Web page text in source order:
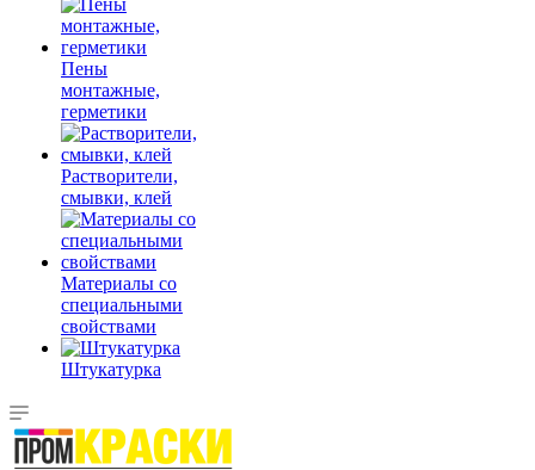
Пены
монтажные,
герметики
Растворители,
смывки, клей
Материалы со
специальными
свойствами
Штукатурка